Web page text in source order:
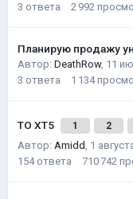
3 ответа 2 992
Планирую продажу
Автор: DeathRow, 11
3 ответа 1 134
ТО XT5 1 2
Автор: Amidd, 1
154 ответа 710 742